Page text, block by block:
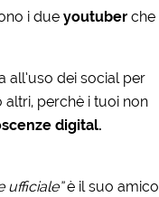
i dueyoutuberche
all’uso dei social per
altri, perchè i tuoi non
digital.
ufficiale”è il suo amico